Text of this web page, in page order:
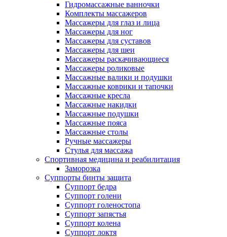
Гидромассажные ванночки
Комплекты массажеров
Массажеры для глаз и лица
Массажеры для ног
Массажеры для суставов
Массажеры для шеи
Массажеры раскачивающиеся
Массажеры роликовые
Массажные валики и подушки
Массажные коврики и тапочки
Массажные кресла
Массажные накидки
Массажные подушки
Массажные пояса
Массажные столы
Ручные массажеры
Стулья для массажа
Спортивная медицина и реабилитация
Заморозка
Суппорты бинты защита
Суппорт бедра
Суппорт голени
Суппорт голеностопа
Суппорт запястья
Суппорт колена
Суппорт локтя